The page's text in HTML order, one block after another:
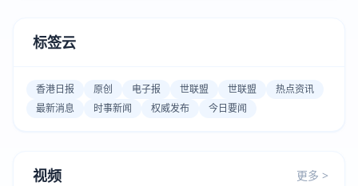
标签云
香港日报 原创 电子报 世联盟 世联盟
热点资讯
最新消息
时事新闻 权威发布 今日要闻
视频 更多 >